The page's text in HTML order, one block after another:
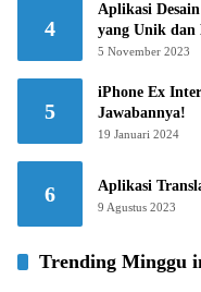
4
Aplikasi
yang Unik dan
5 November 2023
5
iPhone Ex
Jawabannya!
19 Januari 2024
6 Aplikasi
9 Agustus 2023
Trending Minggu